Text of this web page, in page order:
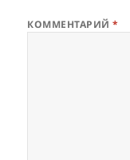
КОММЕНТАРИЙ*